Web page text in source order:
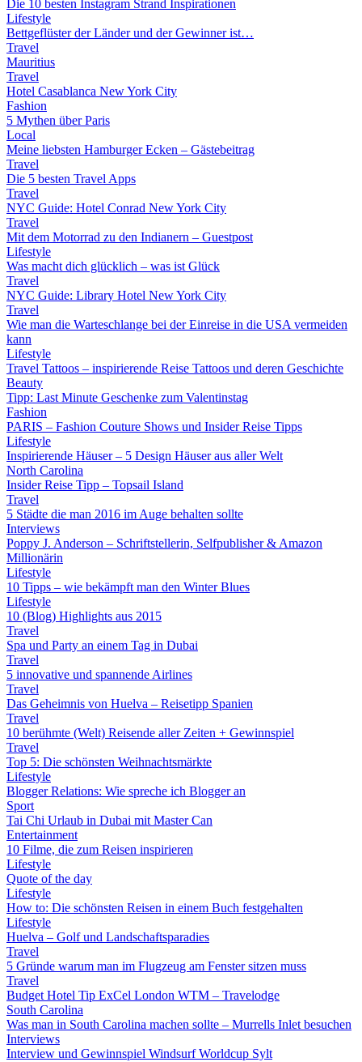
Die 10 besten Instagram Strand Inspirationen
Lifestyle
Bettgeflüster der Länder und der Gewinner ist…
Travel
Mauritius
Travel
Hotel Casablanca New York City
Fashion
5 Mythen über Paris
Local
Meine liebsten Hamburger Ecken – Gästebeitrag
Travel
Die 5 besten Travel Apps
Travel
NYC Guide: Hotel Conrad New York City
Travel
Mit dem Motorrad zu den Indianern – Guestpost
Lifestyle
Was macht dich glücklich – was ist Glück
Travel
NYC Guide: Library Hotel New York City
Travel
Wie man die Warteschlange bei der Einreise in die USA vermeiden
kann
Lifestyle
Travel Tattoos – inspirierende Reise Tattoos und deren Geschichte
Beauty
Tipp: Last Minute Geschenke zum Valentinstag
Fashion
PARIS – Fashion Couture Shows und Insider Reise Tipps
Lifestyle
Inspirierende Häuser – 5 Design Häuser aus aller Welt
North Carolina
Insider Reise Tipp – Topsail Island
Travel
5 Städte die man 2016 im Auge behalten sollte
Interviews
Poppy J. Anderson – Schriftstellerin, Selfpublisher & Amazon
Millionärin
Lifestyle
10 Tipps – wie bekämpft man den Winter Blues
Lifestyle
10 (Blog) Highlights aus 2015
Travel
Spa und Party an einem Tag in Dubai
Travel
5 innovative und spannende Airlines
Travel
Das Geheimnis von Huelva – Reisetipp Spanien
Travel
10 berühmte (Welt) Reisende aller Zeiten + Gewinnspiel
Travel
Top 5: Die schönsten Weihnachtsmärkte
Lifestyle
Blogger Relations: Wie spreche ich Blogger an
Sport
Tai Chi Urlaub in Dubai mit Master Can
Entertainment
10 Filme, die zum Reisen inspirieren
Lifestyle
Quote of the day
Lifestyle
How to: Die schönsten Reisen in einem Buch festgehalten
Lifestyle
Huelva – Golf und Landschaftsparadies
Travel
5 Gründe warum man im Flugzeug am Fenster sitzen muss
Travel
Budget Hotel Tip ExCel London WTM – Travelodge
South Carolina
Was man in South Carolina machen sollte – Murrells Inlet besuchen
Interviews
Interview und Gewinnspiel Windsurf Worldcup Sylt